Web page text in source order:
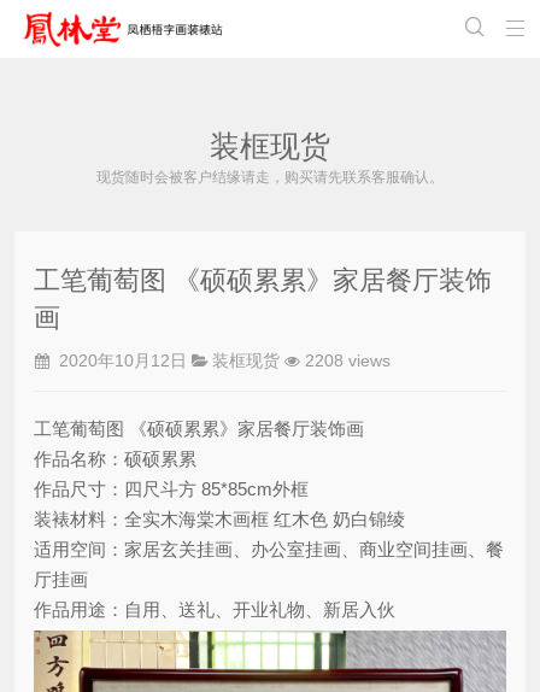


装框现货
现货随时会被客户结缘请走，购买请先联系客服确认。
工笔葡萄图 《硕硕累累》家居餐厅装饰
画
2020年10月12日 装框现货 2208 views
工笔葡萄图 《硕硕累累》家居餐厅装饰画
作品名称：硕硕累累
作品尺寸：四尺斗方 85*85cm外框
装裱材料：全实木海棠木画框 红木色 奶白锦绫
适用空间：家居玄关挂画、办公室挂画、商业空间挂画、餐
厅挂画
作品用途：自用、送礼、开业礼物、新居入伙